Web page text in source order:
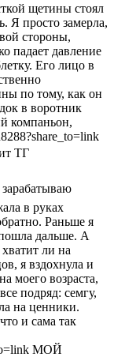
щетины стоял
Я просто замерла,
стороны,
падает давление
Его лицо в
по тому, как он
в воротник
компаньон,
ТГ
в руках
Раньше я
дальше. А
ли на
я вздохнула и
моего возраста,
подряд: семгу,
на ценники.
и сама так
МОЙ